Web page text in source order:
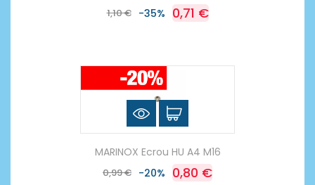
1,10 € -35% 0,71 €
MARINOX Ecrou HU A4 M16
0,99 € -20% 0,80 €